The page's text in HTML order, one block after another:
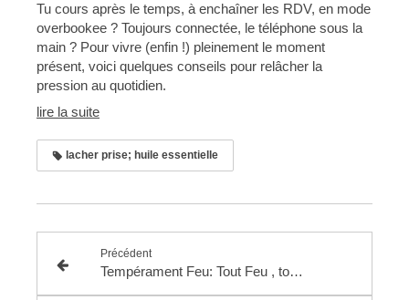
Tu cours après le temps, à enchaîner les RDV, en mode
overbookee ? Toujours connectée, le téléphone sous la
main ? Pour vivre (enfin !) pleinement le moment
présent, voici quelques conseils pour relâcher la
pression au quotidien.
lire la suite
lacher prise; huile essentielle
Précédent
Tempérament Feu: Tout Feu , tout Flamme